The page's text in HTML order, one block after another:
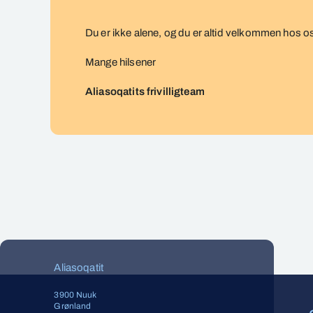
Du er ikke alene, og du er altid velkommen hos
Mange hilsener
Aliasoqatits frivilligteam
Aliasoqatit
3900 Nuuk
Grønland